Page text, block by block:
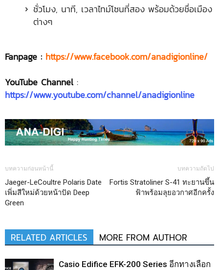
ชั่วโมง, นาที, เวลาไทม์โซนที่สอง พร้อมด้วยชื่อเมือง
ต่างๆ
Fanpage : https://www.facebook.com/anadigionline/
YouTube Channel :
https://www.youtube.com/channel/anadigionline
บทความก่อนหน้านี้
Jaeger-LeCoultre Polaris Date
เพิ่มสีใหม่ด้วยหน้าปัด Deep
Green
บทความถัดไป
Fortis Stratoliner S-41 ทะยานขึ้น
ฟ้าพร้อมลุยอวกาศอีกครั้ง
RELATED ARTICLES MORE FROM AUTHOR
Casio Edifice EFK-200 Series อีกทางเลือก